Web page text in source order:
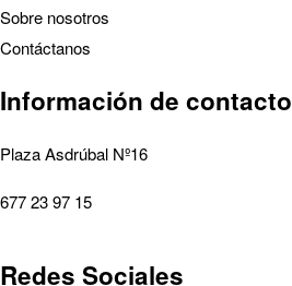
Sobre nosotros
Contáctanos
Información de contacto
Plaza Asdrúbal Nº16
677 23 97 15
Redes Sociales